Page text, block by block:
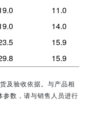
11.0
14.0
15.9
15.9
及验收依据。与产品相
参数，请与销售人员进行